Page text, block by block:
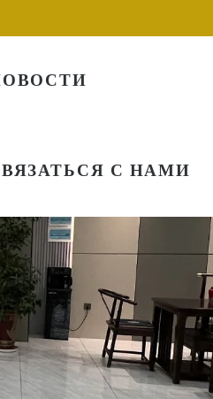
С НАМИ